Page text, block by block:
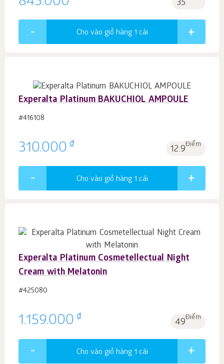
35
Cho vào giỏ hàng 1 cái
Experalta Platinum BAKUCHIOL AMPOULE
#416108
310.000 ₫ 12.9Điểm
Cho vào giỏ hàng 1 cái
Experalta Platinum Cosmetellectual Night
Cream with Melatonin
#425080
1.159.000 ₫ 49Điểm
Cho vào giỏ hàng 1 cái